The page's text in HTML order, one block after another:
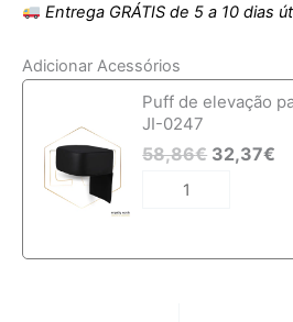
Entrega GRÁTIS de 5 a 10 dias
Adicionar Acessórios
Puff de elevação
JI-0247
58,86€ 32,37€
Quantidade
de
Cadeira
de
Barbeiro
EWMI-